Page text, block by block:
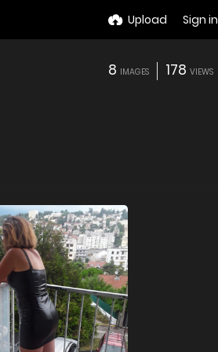
Upload Sign in
8 IMAGES 178 VIEWS